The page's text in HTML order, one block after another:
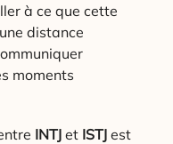
à ce que cette
distance
moments
INTJ et ISTJ est